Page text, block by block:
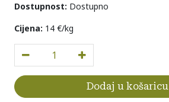
Dostupnost: Dostupno
Cijena: 14 €/kg
Domaći jeger, 500g količina
Dodaj u košaricu